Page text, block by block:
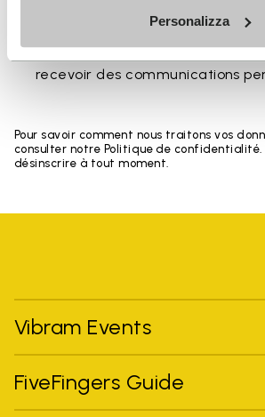
Personalizza
de Vibram et
traitement de mes données
recevoir des communications
Pour savoir comment nous traitons vos
consulter notre Politique de confidentialité.
désinscrire à tout moment.
Vibram Events
FiveFingers Guide